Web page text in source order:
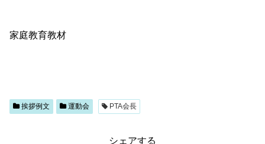
家庭教育教材
挨拶例文 運動会 PTA会長
シェアする